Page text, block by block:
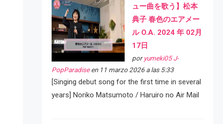
ュー曲を歌う】松本
典子 春色のエアメー
ル O.A. 2024 年 02月
17日
por yumeki05 J-
PopParadiseen 11 marzo 2026 a las 5:33
[Singing debut song for the first time in several
years] Noriko Matsumoto / Haruiro no Air Mail